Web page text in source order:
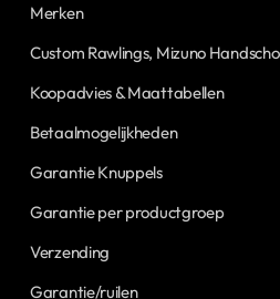
Merken
Custom Rawlings, Mizuno
Koopadvies & Maattabellen
Betaalmogelijkheden
Garantie Knuppels
Garantie per productgroep
Verzending
Garantie/ruilen